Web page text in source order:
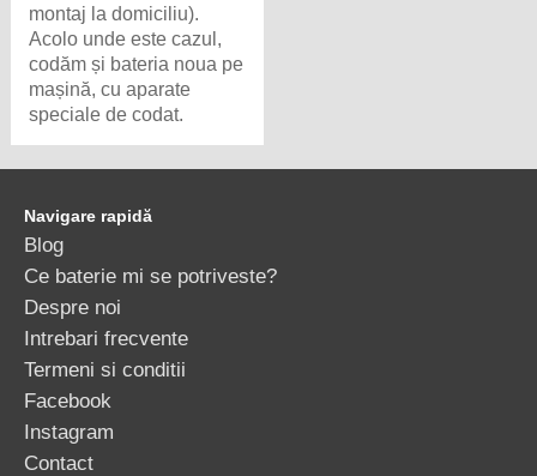
montaj la domiciliu).
Acolo unde este cazul,
codăm și bateria noua pe
mașină, cu aparate
speciale de codat.
Navigare rapidă
Blog
Ce baterie mi se potriveste?
Despre noi
Intrebari frecvente
Termeni si conditii
Facebook
Instagram
Contact